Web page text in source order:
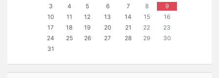
No events, Monday, 3 August
3 No events, Tuesday, 4 August
4 No events, Wednesday, 5 August
5 No events, Thursday, 6 August
6 No events, Friday, 7 August
7 No events, Saturday, 8
8 No events, Sunday, 9
9
No events, Monday, 10 August
10 No events, Tuesday, 11 August
11 No events, Wednesday, 12 August
12 No events, Thursday, 13 August
13 No events, Friday, 14 August
14 No events, Saturday, 15
15 No events, Sunday,
16
No events, Monday, 17 August
17 No events, Tuesday, 18 August
18 No events, Wednesday, 19 August
19 No events, Thursday, 20 August
20 No events, Friday, 21 August
21 No events, Saturday, 22
22 No events, Sunday,
23
No events, Monday, 24 August
24 No events, Tuesday, 25 August
25 No events, Wednesday, 26 August
26 No events, Thursday, 27 August
27 No events, Friday, 28 August
28 No events, Saturday, 29
29 No events, Sunday,
30
No events, Monday, 31 August
31